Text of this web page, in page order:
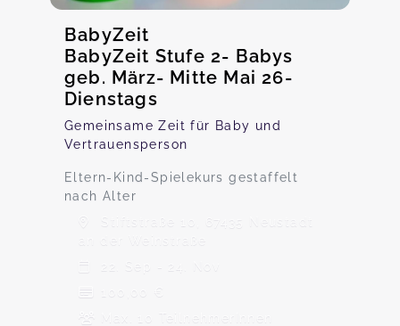
BabyZeit
BabyZeit Stufe 2- Babys
geb. März- Mitte Mai 26-
Dienstags
Gemeinsame Zeit für Baby und
Vertrauensperson
Eltern-Kind-Spielekurs gestaffelt
nach Alter
Stiftstraße 10, 67435 Neustadt
an der Weinstraße
22. Sep - 24. Nov
100,00 €
Max. 10 TeilnehmerInnen